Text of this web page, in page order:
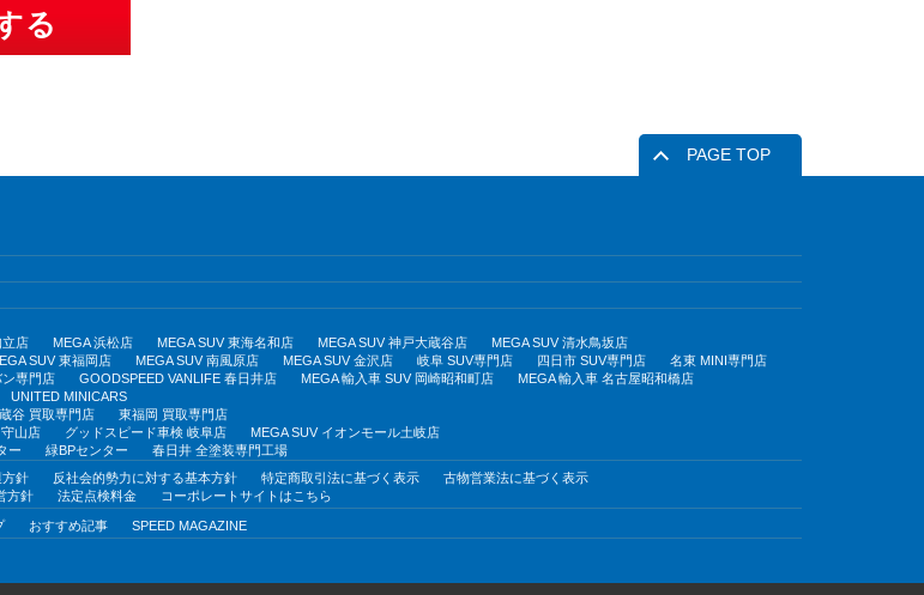
PAGE TOP
立店 MEGA 浜松店 MEGA SUV 東海名和店 MEGA SUV 神戸大蔵谷店
MEGA SUV 清水鳥坂店
SUV 東福岡店 MEGA SUV 南風原店 MEGA SUV 金沢店 岐阜 SUV専門店 四日市 SUV専門店
名東 MINI専門店
専門店 GOODSPEED VANLIFE 春日井店 MEGA 輸入車 SUV 岡崎昭和町店
MEGA 輸入車 名古屋昭和橋店
UNITED MINICARS
谷 買取専門店
東福岡 買取専門店
山店 グッドスピード車検 岐阜店
MEGA SUV イオンモール土岐店
ー 緑BPセンター
春日井 全塗装専門工場
方針 反社会的勢力に対する基本方針 特定商取引法に基づく表示
古物営業法に基づく表示
方針 法定点検料金
コーポレートサイトはこちら
おすすめ記事 SPEED MAGAZINE